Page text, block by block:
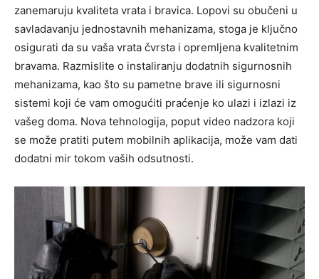
zanemaruju kvaliteta vrata i bravica. Lopovi su obučeni u
savladavanju jednostavnih mehanizama, stoga je ključno
osigurati da su vaša vrata čvrsta i opremljena kvalitetnim
bravama. Razmislite o instaliranju dodatnih sigurnosnih
mehanizama, kao što su pametne brave ili sigurnosni
sistemi koji će vam omogućiti praćenje ko ulazi i izlazi iz
vašeg doma. Nova tehnologija, poput video nadzora koji
se može pratiti putem mobilnih aplikacija, može vam dati
dodatni mir tokom vaših odsutnosti.